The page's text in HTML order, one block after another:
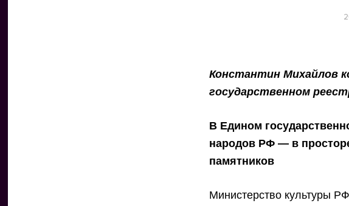
Константин Михайлов
государственном
В Едином
народов РФ — в
памятников
Министерство культуры